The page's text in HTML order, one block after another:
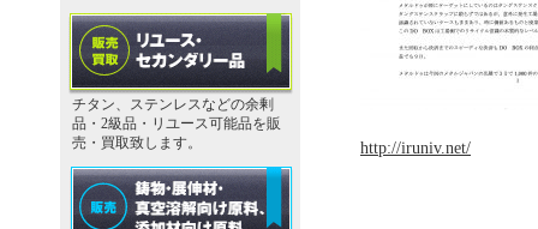
チタン、ステンレスなどの余剰
品・2級品・リユース可能品を販
売・買取致します。
http://iruniv.net/